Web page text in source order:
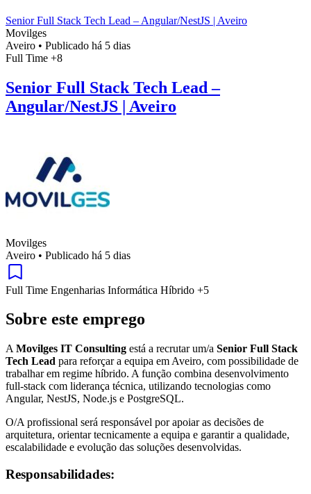
Senior Full Stack Tech Lead – Angular/NestJS | Aveiro
Movilges
Aveiro • Publicado há 5 dias
Full Time +8
Senior Full Stack Tech Lead –
Angular/NestJS | Aveiro
Movilges
Aveiro • Publicado há 5 dias
Full Time Engenharias Informática Híbrido +5
Sobre este emprego
A Movilges IT Consulting está a recrutar um/a Senior Full Stack
Tech Lead para reforçar a equipa em Aveiro, com possibilidade de
trabalhar em regime híbrido. A função combina desenvolvimento
full-stack com liderança técnica, utilizando tecnologias como
Angular, NestJS, Node.js e PostgreSQL.
O/A profissional será responsável por apoiar as decisões de
arquitetura, orientar tecnicamente a equipa e garantir a qualidade,
escalabilidade e evolução das soluções desenvolvidas.
Responsabilidades: